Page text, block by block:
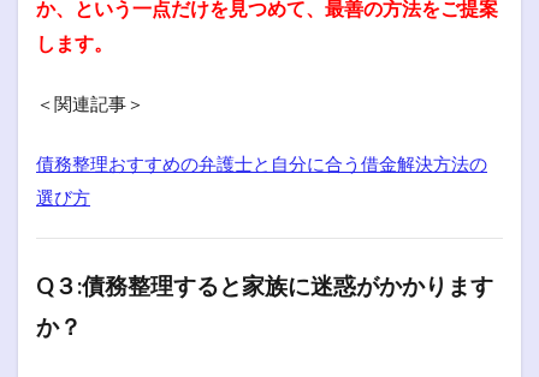
か、という一点だけを見つめて、最善の方法をご提案
します。
＜関連記事＞
債務整理おすすめの弁護士と自分に合う借金解決方法の
選び方
Q３:債務整理すると家族に迷惑がかかります
か？